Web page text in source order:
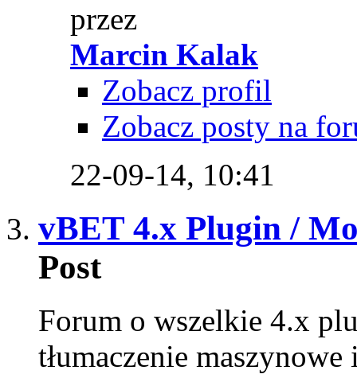
przez
Marcin Kalak
Zobacz profil
Zobacz posty na
22-09-14, 10:41
vBET 4.x Plugin /
Post
Forum o wszelkie 4.x
tłumaczenie maszynowe